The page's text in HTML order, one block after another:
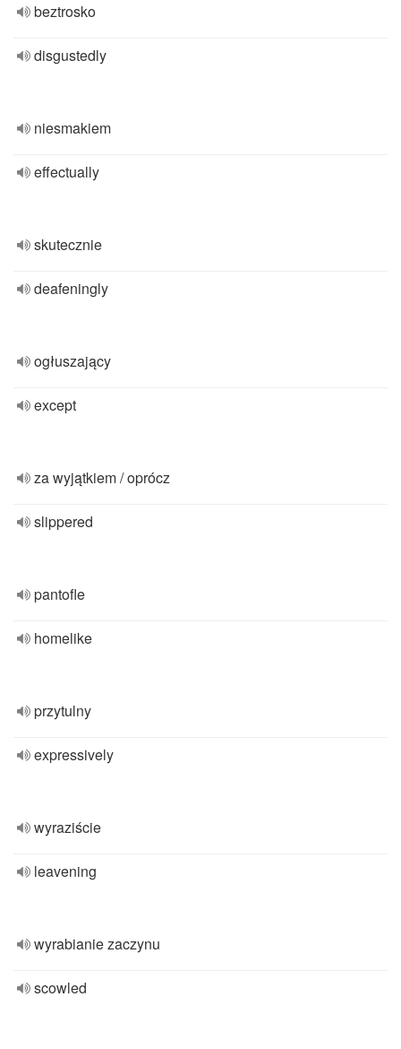
beztrosko
disgustedly
niesmakiem
effectually
skutecznie
deafeningly
ogłuszający
except
za wyjątkiem / oprócz
slippered
pantofle
homelike
przytulny
expressively
wyraziście
leavening
wyrabianie zaczynu
scowled